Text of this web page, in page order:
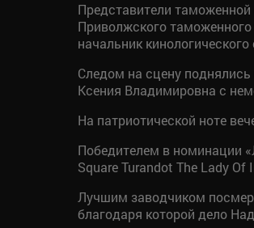
Представители
Приволжского
начальник
Следом на сцену
Ксения Владимировна с
На патриотической ноте
Победителем в номинации
Square Turandot The Lady
Лучшим заводчиком
благодаря которой дело